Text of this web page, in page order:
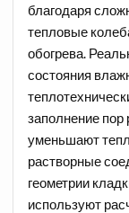
благодаря
тепловые
обогрева.
состояния
заполнение
уменьшают
растворные
геометрии
используют